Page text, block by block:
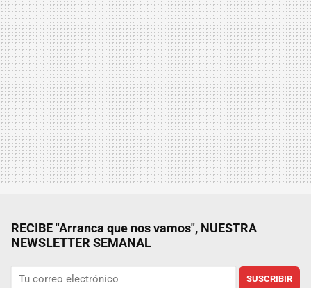
RECIBE "Arranca que nos vamos", NUESTRA
NEWSLETTER SEMANAL
SUSCRIBIR